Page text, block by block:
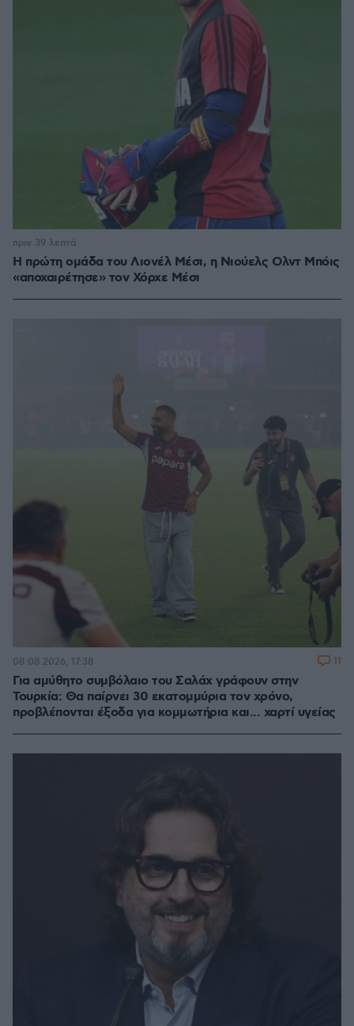
Η πρώτη ομάδα του Λιονέλ Μέσι, η Νιούελς Ολντ Μπόις
«αποχαιρέτησε» τον Χόρχε Μέσι
πριν 39 λεπτά
Για αμύθητο συμβόλαιο του Σαλάχ γράφουν στην
Τουρκία: Θα παίρνει 30 εκατομμύρια τον χρόνο,
προβλέπονται έξοδα για κομμωτήρια και... χαρτί υγείας
08.08.2026, 17:38 11